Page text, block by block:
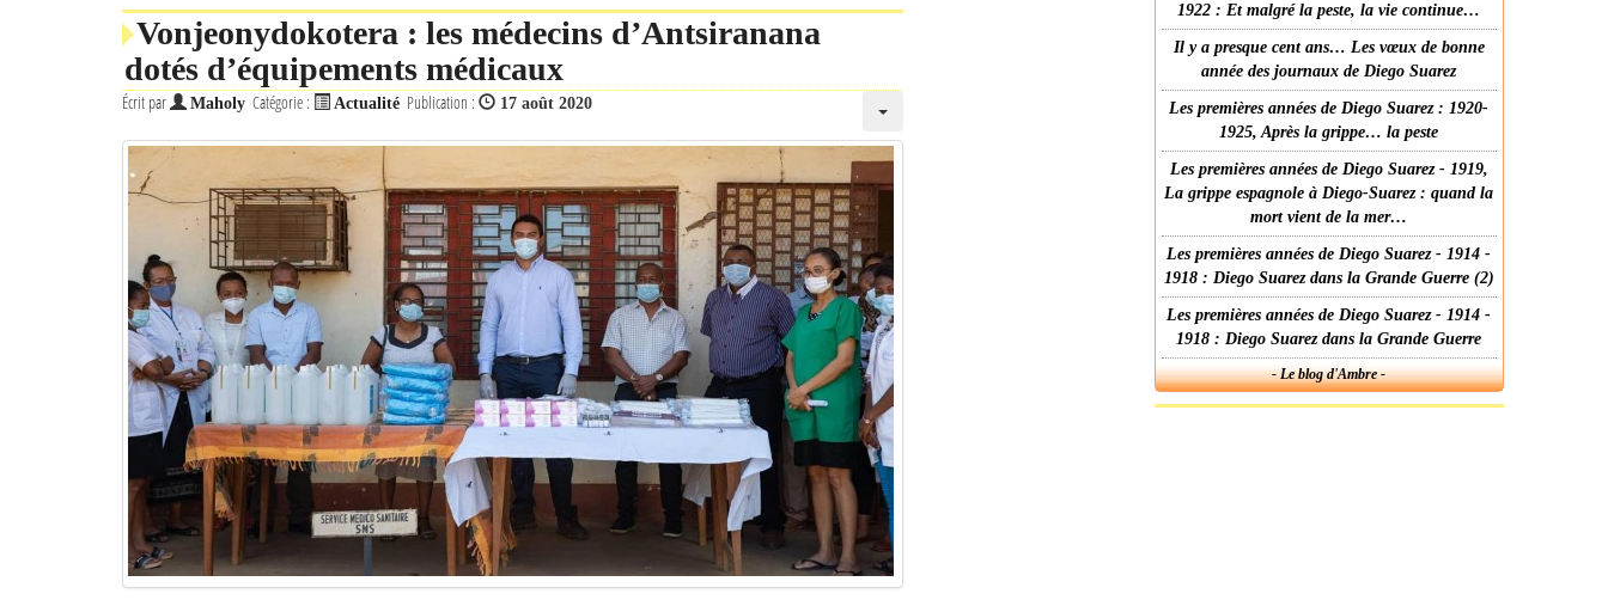
Vonjeonydokotera : les médecins d’Antsiranana
dotés d’équipements médicaux
Écrit par Maholy Catégorie : Actualité Publication : 17 août 2020
1922 : Et malgré la peste, la vie continue…
Il y a presque cent ans… Les vœux de bonne
année des journaux de Diego Suarez
Les premières années de Diego Suarez : 1920-
1925, Après la grippe… la peste
Les premières années de Diego Suarez - 1919,
La grippe espagnole à Diego-Suarez : quand la
mort vient de la mer…
Les premières années de Diego Suarez - 1914 -
1918 : Diego Suarez dans la Grande Guerre (2)
Les premières années de Diego Suarez - 1914 -
1918 : Diego Suarez dans la Grande Guerre
- Le blog d'Ambre -